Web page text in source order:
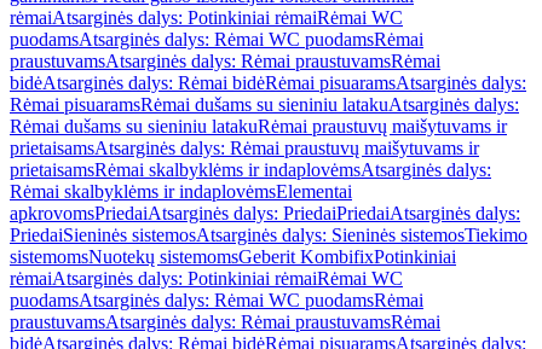
rėmaiAtsarginės dalys: Potinkiniai rėmaiRėmai WC
puodamsAtsarginės dalys: Rėmai WC puodamsRėmai
praustuvamsAtsarginės dalys: Rėmai praustuvamsRėmai
bidėAtsarginės dalys: Rėmai bidėRėmai pisuaramsAtsarginės dalys:
Rėmai pisuaramsRėmai dušams su sieniniu latakuAtsarginės dalys:
Rėmai dušams su sieniniu latakuRėmai praustuvų maišytuvams ir
prietaisamsAtsarginės dalys: Rėmai praustuvų maišytuvams ir
prietaisamsRėmai skalbyklėms ir indaplovėmsAtsarginės dalys:
Rėmai skalbyklėms ir indaplovėmsElementai
apkrovomsPriedaiAtsarginės dalys: PriedaiPriedaiAtsarginės dalys:
PriedaiSieninės sistemosAtsarginės dalys: Sieninės sistemosTiekimo
sistemomsNuotekų sistemomsGeberit KombifixPotinkiniai
rėmaiAtsarginės dalys: Potinkiniai rėmaiRėmai WC
puodamsAtsarginės dalys: Rėmai WC puodamsRėmai
praustuvamsAtsarginės dalys: Rėmai praustuvamsRėmai
bidėAtsarginės dalys: Rėmai bidėRėmai pisuaramsAtsarginės dalys: